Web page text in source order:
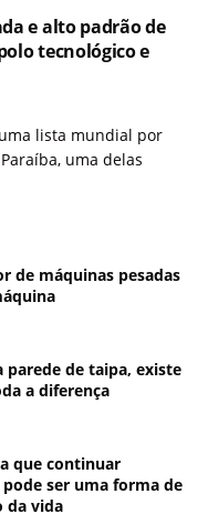
e alto padrão de
tecnológico e
lista mundial por
uma delas
de máquinas pesadas
de taipa, existe
a diferença
que continuar
ser uma forma de
da vida